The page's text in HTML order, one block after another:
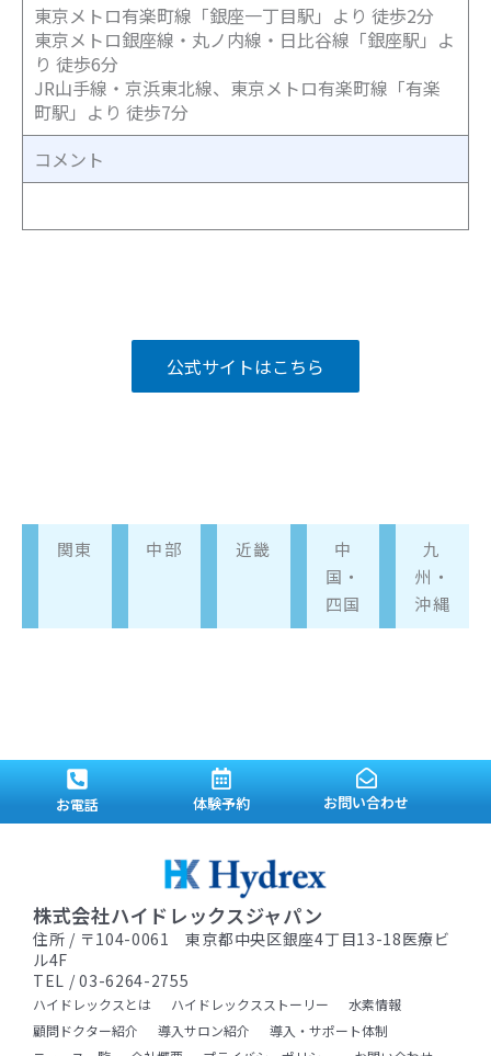
東京メトロ有楽町線「銀座一丁目駅」より 徒歩2分
東京メトロ銀座線・丸ノ内線・日比谷線「銀座駅」よ
り 徒歩6分
JR山手線・京浜東北線、東京メトロ有楽町線「有楽
町駅」より 徒歩7分
コメント
公式サイトはこちら
関東 中部 近畿
中
国・
四国
九
州・
沖縄
お電話 体験予約 お問い合わせ
株式会社ハイドレックスジャパン
住所 / 〒104-0061 東京都中央区銀座4丁目13-18医療ビ
ル4F
TEL / 03-6264-2755
ハイドレックスとは ハイドレックスストーリー
水素情報
顧問ドクター紹介
導入サロン紹介
導入・サポート体制